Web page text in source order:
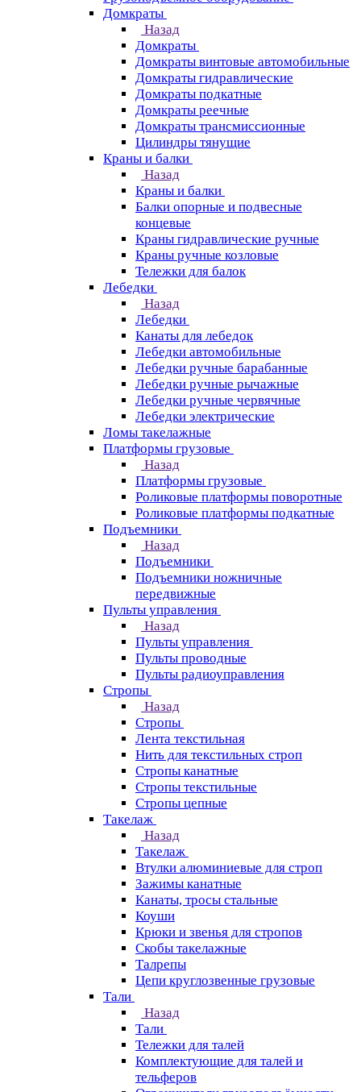
Домкраты
Назад
Домкраты
Домкраты винтовые автомобильные
Домкраты гидравлические
Домкраты подкатные
Домкраты реечные
Домкраты трансмиссионные
Цилиндры тянущие
Краны и балки
Назад
Краны и балки
Балки опорные и подвесные
концевые
Краны гидравлические ручные
Краны ручные козловые
Тележки для балок
Лебедки
Назад
Лебедки
Канаты для лебедок
Лебедки автомобильные
Лебедки ручные барабанные
Лебедки ручные рычажные
Лебедки ручные червячные
Лебедки электрические
Ломы такелажные
Платформы грузовые
Назад
Платформы грузовые
Роликовые платформы поворотные
Роликовые платформы подкатные
Подъемники
Назад
Подъемники
Подъемники ножничные
передвижные
Пульты управления
Назад
Пульты управления
Пульты проводные
Пульты радиоуправления
Стропы
Назад
Стропы
Лента текстильная
Нить для текстильных строп
Стропы канатные
Стропы текстильные
Стропы цепные
Такелаж
Назад
Такелаж
Втулки алюминиевые для строп
Зажимы канатные
Канаты, тросы стальные
Коуши
Крюки и звенья для стропов
Скобы такелажные
Талрепы
Цепи круглозвенные грузовые
Тали
Назад
Тали
Тележки для талей
Комплектующие для талей и
тельферов